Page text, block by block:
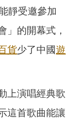
靜受邀參加
」的開幕式，
貨少了中國遊
上演唱經典歌
這首歌曲能讓